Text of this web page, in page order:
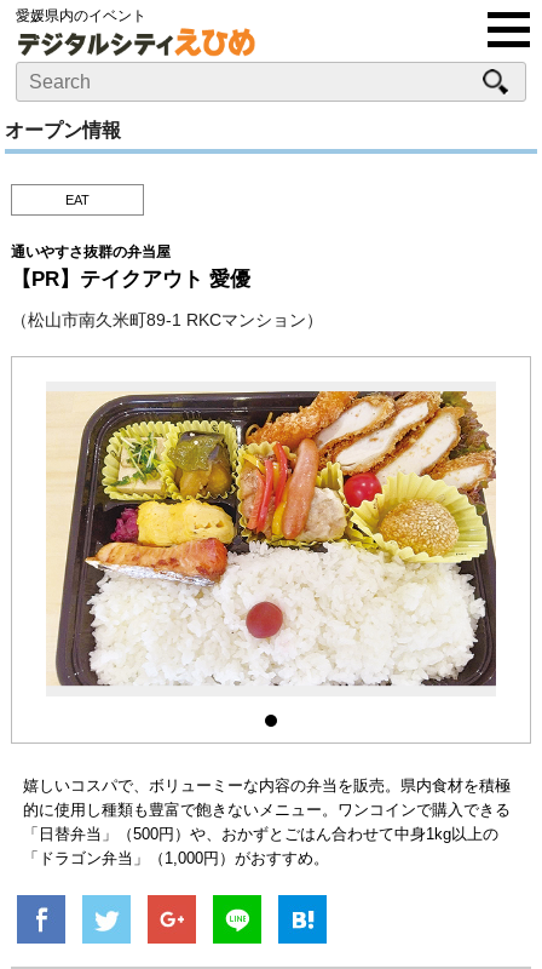
愛媛県内のイベント
オープン情報
EAT
通いやすさ抜群の弁当屋
【PR】テイクアウト 愛優
（松山市南久米町89-1 RKCマンション）
嬉しいコスパで、ボリューミーな内容の弁当を販売。県内食材を積極
的に使用し種類も豊富で飽きないメニュー。ワンコインで購入できる
「日替弁当」（500円）や、おかずとごはん合わせて中身1kg以上の
「ドラゴン弁当」（1,000円）がおすすめ。